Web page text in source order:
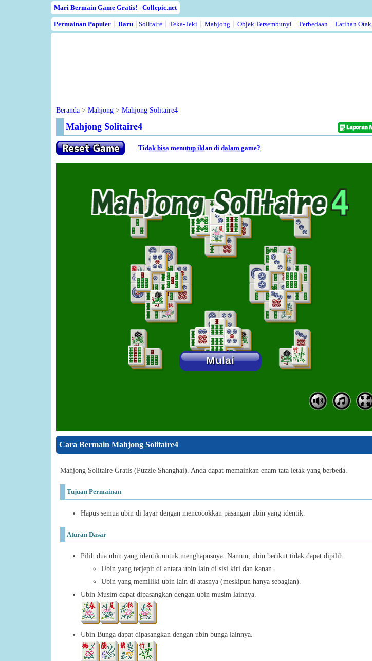
Mari Bermain Game Gratis! - Collepic.net
Permainan Populer Baru Solitaire Teka-Teki Mahjong Objek Tersembunyi Perbedaan Latihan Otak
Beranda > Mahjong > Mahjong Solitaire4
Mahjong Solitaire4
Tidak bisa menutup iklan di dalam game?
Cara Bermain Mahjong Solitaire4
Mahjong Solitaire Gratis (Puzzle Shanghai). Anda dapat memainkan enam tata letak yang berbeda.
Tujuan Permainan
Hapus semua ubin di layar dengan mencocokkan pasangan ubin yang identik.
Aturan Dasar
Pilih dua ubin yang identik untuk menghapusnya. Namun, ubin berikut tidak dapat dipilih:
Ubin yang terjepit di antara ubin lain di sisi kiri dan kanan.
Ubin yang memiliki ubin lain di atasnya (meskipun hanya sebagian).
Ubin Musim dapat dipasangkan dengan ubin musim lainnya.
Ubin Bunga dapat dipasangkan dengan ubin bunga lainnya.